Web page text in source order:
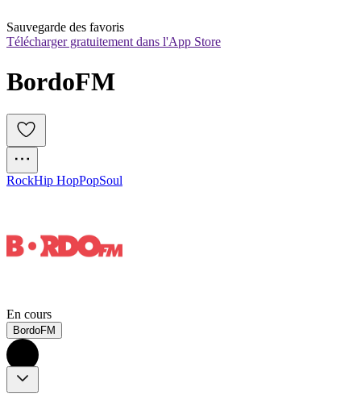
Sauvegarde des favoris
Télécharger gratuitement dans l'App Store
BordoFM
RockHip HopPopSoul
En cours
BordoFM